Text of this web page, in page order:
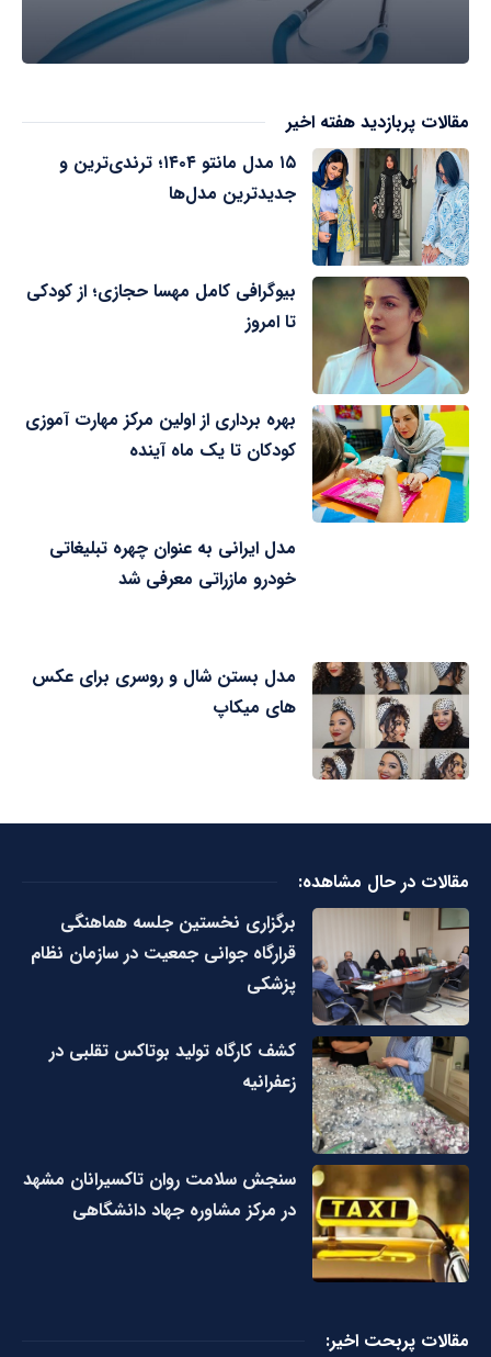
مقالات پربازدید هفته اخیر
۱۵ مدل مانتو ۱۴۰۴؛ ترندی‌ترین و
جدیدترین مدل‌ها
بیوگرافی کامل مهسا حجازی؛ از کودکی
تا امروز
بهره برداری از اولین مرکز مهارت آموزی
کودکان تا یک ماه آینده
مدل ایرانی به عنوان چهره تبلیغاتی
خودرو مازراتی معرفی شد
مدل بستن شال و روسری برای عکس
های میکاپ
مقالات در حال مشاهده:
برگزاری نخستین جلسه هماهنگی
قرارگاه جوانی جمعیت در سازمان نظام
پزشکی
کشف کارگاه تولید بوتاکس تقلبی در
زعفرانیه
سنجش سلامت روان تاکسیرانان مشهد
در مرکز مشاوره جهاد دانشگاهی
مقالات پربحت اخیر: